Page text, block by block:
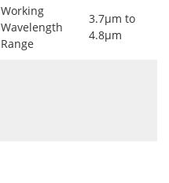
Working
Wavelength
Range
3.7μm to
4.8μm